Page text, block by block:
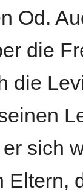
Od.
die
die
er sich
Eltern,